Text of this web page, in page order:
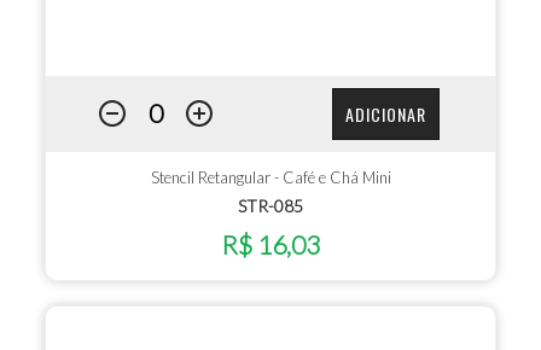
ADICIONAR
Stencil Retangular - Café e Chá Mini
STR-085
R$ 16,03